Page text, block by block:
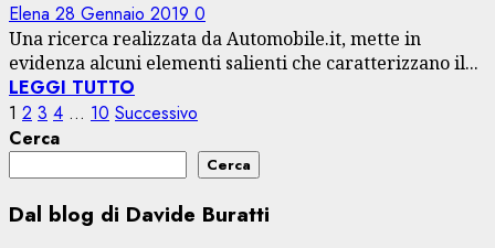
Elena 28 Gennaio 2019 0
Una ricerca realizzata da Automobile.it, mette in
evidenza alcuni elementi salienti che caratterizzano il...
LEGGI TUTTO
Paginazione
degli
articoli
1 2 3 4 … 10 Successivo
Cerca
Cerca
Dal blog di Davide Buratti